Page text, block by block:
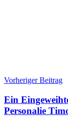
Vorheriger Beitrag
Ein
Personalie